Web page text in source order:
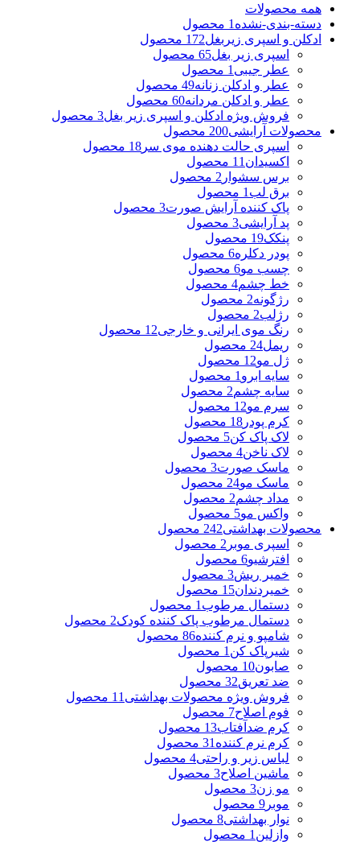
همه محصولات
دسته-بندی-نشده 1 محصول
ادکلن و اسپری زیربغل172 محصول
اسپری زیر بغل65 محصول
عطر جیبی 1 محصول
عطر و ادکلن زنانه49 محصول
عطر و ادکلن مردانه60 محصول
فروش ویژه ادکلن و اسپری زیر بغل3 محصول
محصولات آرایشی200 محصول
اسپری حالت دهنده موی سر 18 محصول
اکسیدان 11 محصول
برس سشوار 2 محصول
برق لب 1 محصول
پاک کننده آرایش صورت3 محصول
پد آرایشی3 محصول
پنکک19 محصول
پودر دکلره6 محصول
چسب مو6 محصول
خط چشم4 محصول
رژگونه2 محصول
رژلب2 محصول
رنگ موی ایرانی و خارجی12 محصول
ریمل24 محصول
ژل مو12 محصول
سایه ابرو 1 محصول
سایه چشم2 محصول
سرم مو12 محصول
کرم پودر 18 محصول
لاک پاک کن5 محصول
لاک ناخن4 محصول
ماسک صورت3 محصول
ماسک مو24 محصول
مداد چشم2 محصول
واکس مو5 محصول
محصولات بهداشتی242 محصول
اسپری موبر 2 محصول
افترشیو6 محصول
خمیر ریش3 محصول
خمیردندان15 محصول
دستمال مرطوب 1 محصول
دستمال مرطوب پاک کننده کودک2 محصول
شامپو و نرم کننده86 محصول
شیرپاک کن 1 محصول
صابون10 محصول
ضد تعریق32 محصول
فروش ویژه محصولات بهداشتی 11 محصول
فوم اصلاح7 محصول
کرم ضدآفتاب13 محصول
کرم نرم کننده 31 محصول
لباس زیر و راحتی4 محصول
ماشین اصلاح3 محصول
مو زن3 محصول
موبر 9 محصول
نوار بهداشتی8 محصول
وازلین 1 محصول